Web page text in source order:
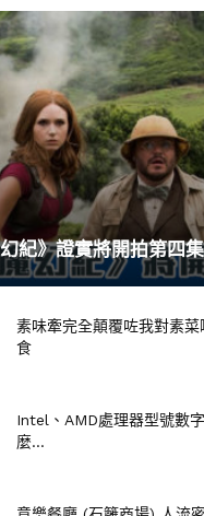
紀》證實將開拍第四集
素味牽完全顛覆咗我對素
食
Intel、AMD處理器型號數
麼...